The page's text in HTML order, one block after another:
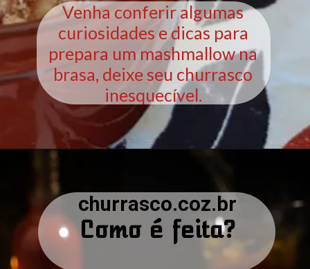
Venha conferir algumas
curiosidades e dicas para
prepara um mashmallow na
brasa, deixe seu churrasco
inesquecível.
Como é feita?
churrasco.coz.br